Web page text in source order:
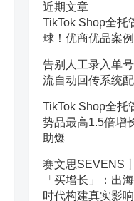
近期文章
TikTok Shop全托
球！优商优品案
告别人工录入单
流自动回传系统
TikTok Shop全托
势品最高1.5倍增
助爆
赛文思SEVENS
「买增长」：出
时代构建真实影